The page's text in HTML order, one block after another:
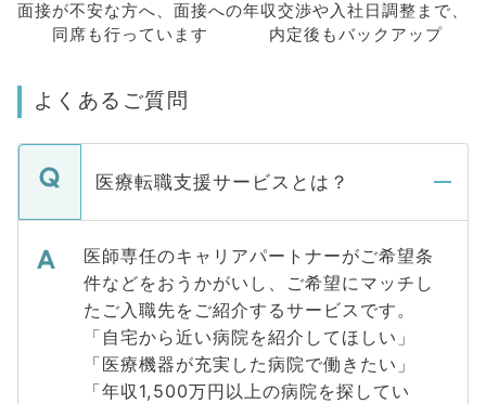
面接が不安な方へ、 面接への
同席も行っています
年収交渉や入社日調整まで、
内定後もバックアップ
よくあるご質問
医療転職支援サービスとは？
医師専任のキャリアパートナーがご希望条
件などをおうかがいし、ご希望にマッチし
たご入職先をご紹介するサービスです。
「自宅から近い病院を紹介してほしい」
「医療機器が充実した病院で働きたい」
「年収1,500万円以上の病院を探してい